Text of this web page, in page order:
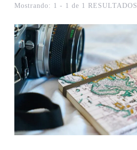
Mostrando: 1 - 1 de 1 RESULTADOS